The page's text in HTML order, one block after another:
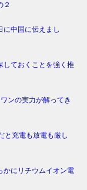
２
に中国に伝えまし
しておくことを強く推
ンの実力が解ってき
充電も放電も厳し
かにリチウムイオン電